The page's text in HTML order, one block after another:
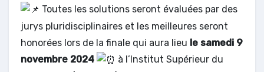
Toutes les solutions seront évaluées par des
jurys pluridisciplinaires et les meilleures seront
honorées lors de la finale qui aura lieu le samedi 9
novembre 2024
à l’Institut Supérieur du